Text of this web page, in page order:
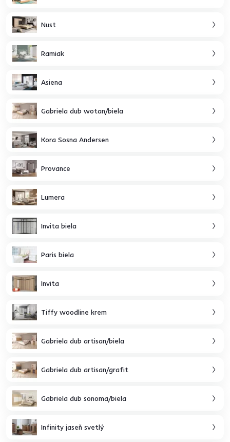
Nust
Ramiak
Asiena
Gabriela dub wotan/biela
Kora Sosna Andersen
Provance
Lumera
Invita biela
Paris biela
Invita
Tiffy woodline krem
Gabriela dub artisan/biela
Gabriela dub artisan/grafit
Gabriela dub sonoma/biela
Infinity jaseň svetlý